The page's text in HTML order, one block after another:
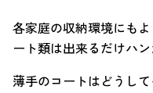
各家庭の収納環境にも
ート類は出来るだけハ
薄手のコートはどうし